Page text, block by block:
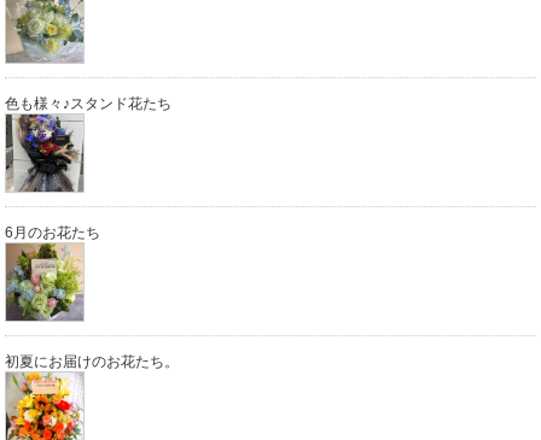
色も様々♪スタンド花たち
6月のお花たち
初夏にお届けのお花たち。